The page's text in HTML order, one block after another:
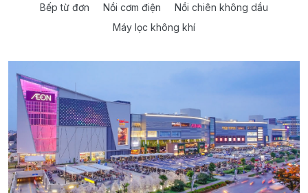
Bếp từ đơn
Nồi cơm điện
Nồi chiên không dầu
Máy lọc không khí